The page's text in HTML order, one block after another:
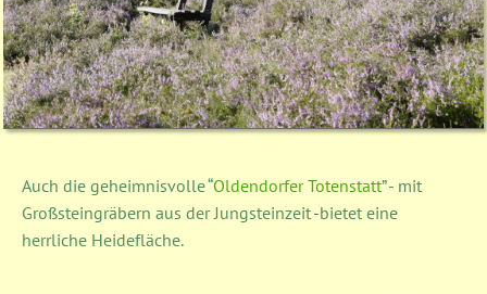
Auch die geheimnisvolle “Oldendorfer Totenstatt” - mit
Großsteingräbern aus der Jungsteinzeit -bietet eine
herrliche Heidefläche.